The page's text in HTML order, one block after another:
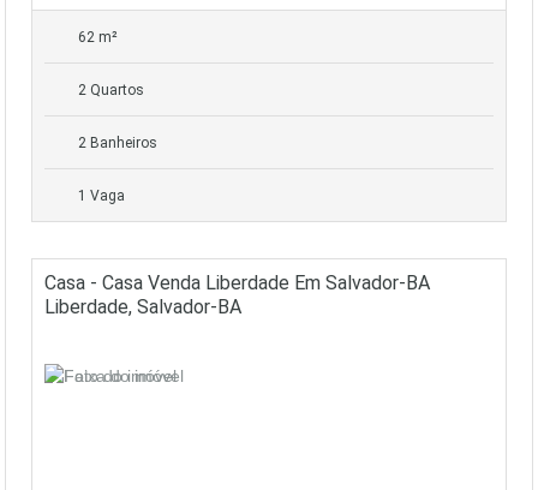
62 m²
2 Quartos
2 Banheiros
1 Vaga
Casa - Casa Venda Liberdade Em Salvador-BA
Liberdade, Salvador-BA